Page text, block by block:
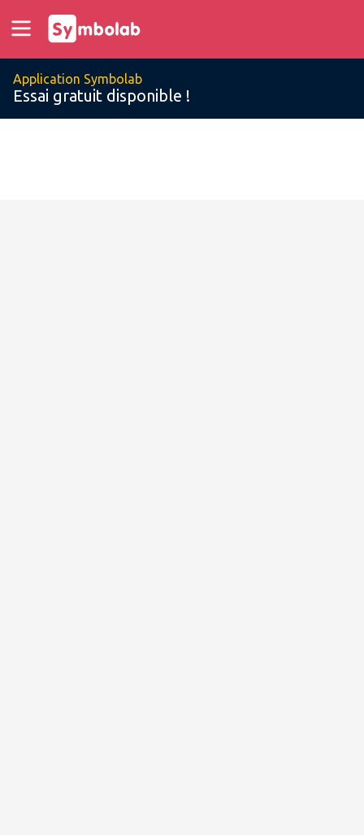
Application Symbolab
Essai gratuit disponible !